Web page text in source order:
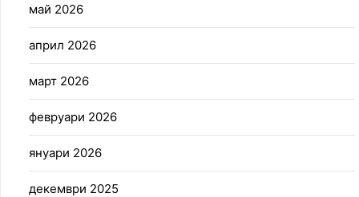
май 2026
април 2026
март 2026
февруари 2026
януари 2026
декември 2025